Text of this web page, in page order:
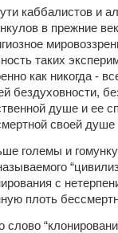
каббалистов и
в прежние
таких
как никогда -
бездуховности,
душе и ее
своей душе
големы и
с
плоть
слово